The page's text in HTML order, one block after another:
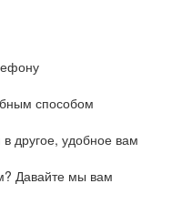
способом
другое, удобное вам
Давайте мы вам